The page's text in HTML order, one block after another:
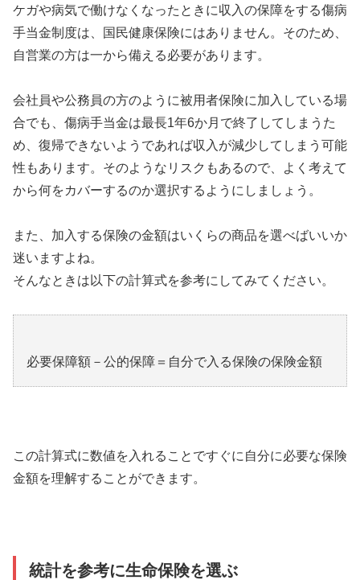
ケガや病気で働けなくなったときに収入の保障をする傷病
手当金制度は、国民健康保険にはありません。そのため、
自営業の方は一から備える必要があります。
会社員や公務員の方のように被用者保険に加入している場
合でも、傷病手当金は最長1年6か月で終了してしまうた
め、復帰できないようであれば収入が減少してしまう可能
性もあります。そのようなリスクもあるので、よく考えて
から何をカバーするのか選択するようにしましょう。
また、加入する保険の金額はいくらの商品を選べばいいか
迷いますよね。
そんなときは以下の計算式を参考にしてみてください。
必要保障額－公的保障＝自分で入る保険の保険金額
この計算式に数値を入れることですぐに自分に必要な保険
金額を理解することができます。
統計を参考に生命保険を選ぶ